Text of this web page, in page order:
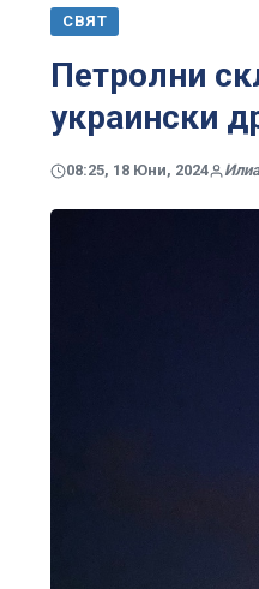
СВЯТ
Петролни
украински
08:25, 18 Юни, 2024